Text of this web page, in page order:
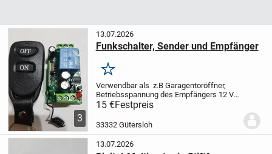
3
13.07.2026
Funkschalter, Sender und Empfänger
Merken
Verwendbar als z.B Garagentoröffner,
Betriebsspannung des Empfängers 12 V,
Übertragungsfrequenz 433 MHz, Max.
Belastung de Relais 10 Ampere mit
Gehäuse
15 €Festpreis
33332 Gütersloh
13.07.2026